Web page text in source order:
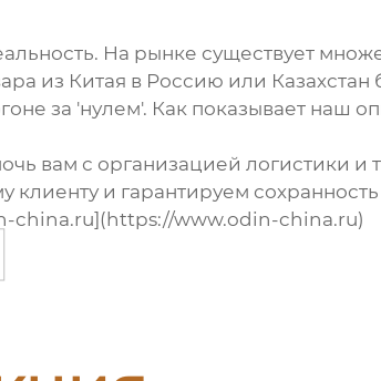
На рынке существует
из Китая в Россию или Казахстан
за 'нулем'. Как показывает наш
вам с организацией логистики и
и гарантируем
china.ru](https://www.odin-china.ru)